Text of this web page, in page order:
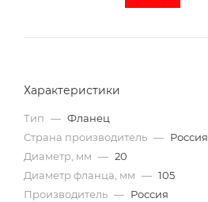
Характеристики
Тип — Фланец
Страна производитель — Россия
Диаметр, мм — 20
Диаметр фланца, мм — 105
Производитель — Россия